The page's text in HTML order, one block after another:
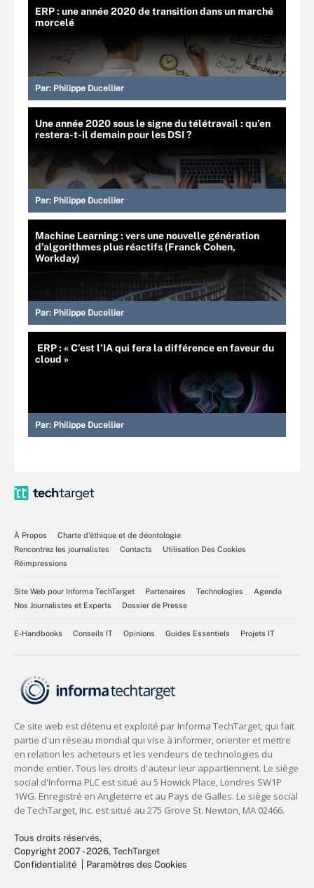
ERP : une année 2020 de transition dans un marché
morcelé
Par: Philippe Ducellier
Une année 2020 sous le signe du télétravail : qu’en
restera-t-il demain pour les DSI ?
Par: Philippe Ducellier
Machine Learning : vers une nouvelle génération
d’algorithmes plus réactifs (Franck Cohen,
Workday)
Par: Philippe Ducellier
ERP : « C’est l’IA qui fera la différence en faveur du
cloud »
Par: Philippe Ducellier
À Propos
Charte d’éthique et de déontologie
Rencontrez les journalistes
Contacts
Utilisation Des Cookies
Réimpressions
Site Web pour Informa TechTarget Partenaires Technologies
Agenda
Nos Journalistes et Experts
Dossier de Presse
E-Handbooks Conseils IT Opinions Guides Essentiels Projets IT
Tous droits réservés,
Copyright 2007 - 2026, TechTarget
Confidentialité
Paramètres des Cookies